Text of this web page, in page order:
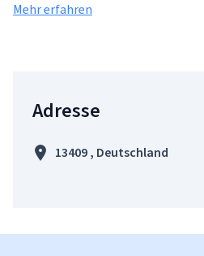
Mehr erfahren
Adresse
13409 , Deutschland